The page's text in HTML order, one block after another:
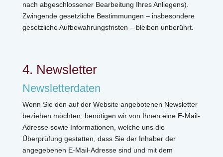
nach abgeschlossener Bearbeitung Ihres Anliegens).
Zwingende gesetzliche Bestimmungen – insbesondere
gesetzliche Aufbewahrungsfristen – bleiben unberührt.
4. Newsletter
Newsletterdaten
Wenn Sie den auf der Website angebotenen Newsletter
beziehen möchten, benötigen wir von Ihnen eine E-Mail-
Adresse sowie Informationen, welche uns die
Überprüfung gestatten, dass Sie der Inhaber der
angegebenen E-Mail-Adresse sind und mit dem